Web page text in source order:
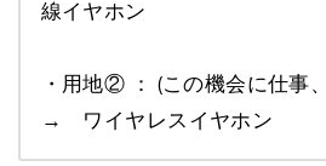
線イヤホン
・用地② ： (この機会に仕事
→ ワイヤレスイヤホン